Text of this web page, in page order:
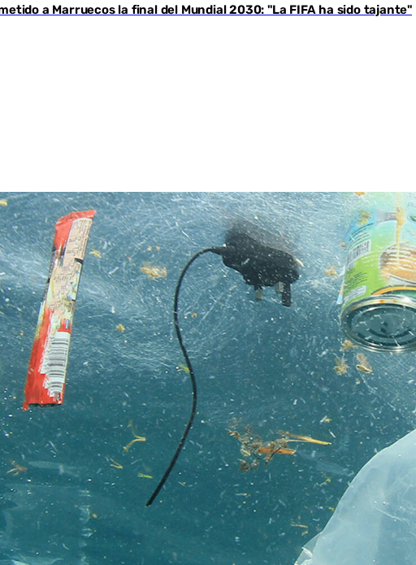
Youtube
a Marruecos la final del Mundial 2030: "La FIFA ha sido tajante"